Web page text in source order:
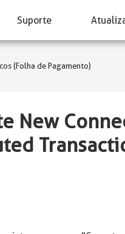
Suporte
(Folha de Pagamento)
New